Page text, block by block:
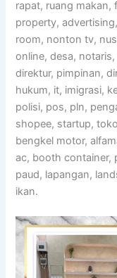
rapat, ruang makan,
property,
room, nonton tv,
online, desa,
direktur, pimpinan,
hukum, it, imigrasi,
polisi, pos, pln,
shopee, startup,
bengkel motor,
ac, booth container,
paud, lapangan,
ikan.